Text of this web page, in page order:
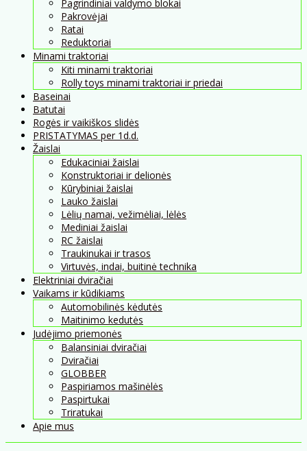
Pagrindiniai valdymo blokai
Pakrovėjai
Ratai
Reduktoriai
Minami traktoriai
Kiti minami traktoriai
Rolly toys minami traktoriai ir priedai
Baseinai
Batutai
Rogės ir vaikiškos slidės
PRISTATYMAS per 1d.d.
Žaislai
Edukaciniai žaislai
Konstruktoriai ir delionės
Kūrybiniai žaislai
Lauko žaislai
Lėlių namai, vežimėliai, lėlės
Mediniai žaislai
RC žaislai
Traukinukai ir trasos
Virtuvės, indai, buitinė technika
Elektriniai dviračiai
Vaikams ir kūdikiams
Automobilinės kėdutės
Maitinimo kedutės
Judėjimo priemonės
Balansiniai dviračiai
Dviračiai
GLOBBER
Paspiriamos mašinėlės
Paspirtukai
Triratukai
Apie mus